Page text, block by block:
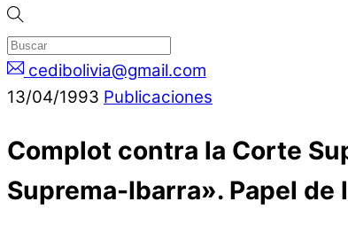
cedibolivia@gmail.com
13/04/1993 Publicaciones
Complot contra la Corte
Suprema-Ibarra». Papel